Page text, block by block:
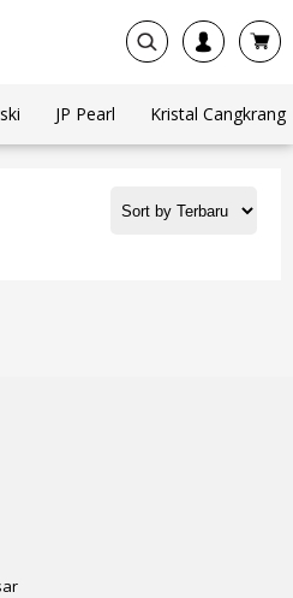
JP Pearl Kristal Cangkrang